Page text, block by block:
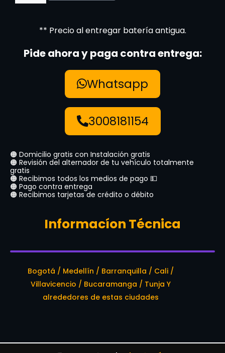
** Precio al entregar batería antigua.
Pide ahora y paga contra entrega:
Whatsapp
3008181154
🟠 Domicilio gratis con Instalación gratis
🟠 Revisión del alternador de tu vehículo totalmente
gratis
🟠 Recibimos todos los medios de pago 💵
🟠 Pago contra entrega
🟠 Recibimos tarjetas de crédito o débito
Informacíon Técnica
Bogotá / Medellín / Barranquilla / Cali /
Villavicencio / Bucaramanga / Tunja Y
alrededores de estas ciudades